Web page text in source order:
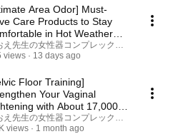
Area Odor] Must-
Care Products to Stay
in Hot Weather
#VIOLase...
え先生の女性器コンプレックス相談室
views
13 days ago
Floor Training]
Your Vaginal
with About 17,000
Contractions ...
え先生の女性器コンプレックス相談室
views
1 month ago